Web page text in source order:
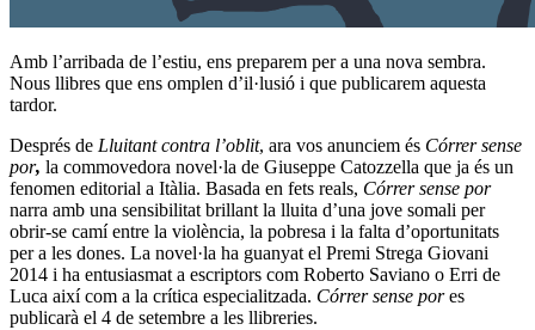
Amb l’arribada de l’estiu, ens preparem per a una nova sembra.
Nous llibres que ens omplen d’il·lusió i que publicarem aquesta
tardor.
Després de Lluitant contra l’oblit, ara vos anunciem és Córrer sense
por, la commovedora novel·la de Giuseppe Catozzella que ja és un
fenomen editorial a Itàlia. Basada en fets reals, Córrer sense por
narra amb una sensibilitat brillant la lluita d’una jove somali per
obrir-se camí entre la violència, la pobresa i la falta d’oportunitats
per a les dones. La novel·la ha guanyat el Premi Strega Giovani
2014 i ha entusiasmat a escriptors com Roberto Saviano o Erri de
Luca així com a la crítica especialitzada. Córrer sense pores
publicarà el 4 de setembre a les llibreries.